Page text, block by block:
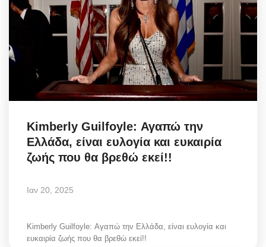
Kimberly Guilfoyle: Αγαπώ την
Ελλάδα, είναι ευλογία και ευκαιρία
ζωής που θα βρεθώ εκεί!!
Ιαν 20, 2025
Kimberly Guilfoyle: Αγαπώ την Ελλάδα, είναι ευλογία και
ευκαιρία ζωής που θα βρεθώ εκεί!!